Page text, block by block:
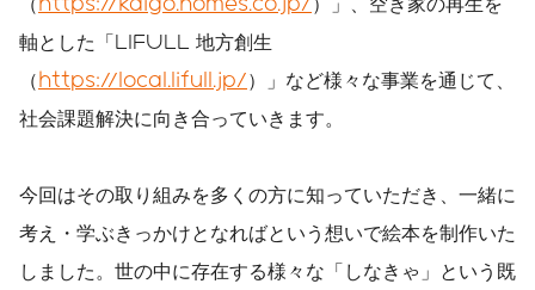
軸とした「LIFULL 地方創生
（ https://local.lifull.jp/）」など様々な事業を通じて、
社会課題解決に向き合っていきます。
今回はその取り組みを多くの方に知っていただき、一緒に
考え・学ぶきっかけとなればという想いで絵本を制作いた
しました。世の中に存在する様々な「しなきゃ」という既